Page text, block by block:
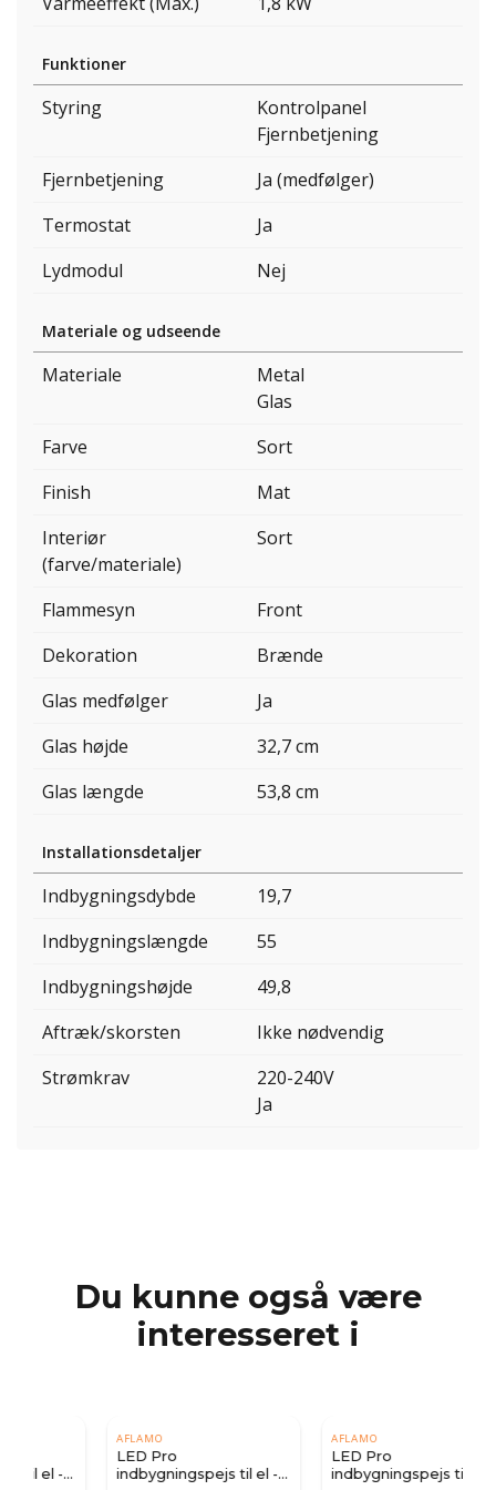
Funktioner
Styring
Kontrolpanel
Fjernbetjening
Fjernbetjening
Ja (medfølger)
Termostat
Ja
Lydmodul
Nej
Materiale og udseende
Materiale
Metal
Glas
Farve
Sort
Finish
Mat
Interiør
(farve/materiale)
Sort
Flammesyn
Front
Dekoration
Brænde
Glas medfølger
Ja
Glas højde
32,7 cm
Glas længde
53,8 cm
Installationsdetaljer
Indbygningsdybde
19,7
Indbygningslængde
55
Indbygningshøjde
49,8
Aftræk/skorsten
Ikke nødvendig
Strømkrav
220-240V
Ja
Du kunne også være
interesseret i
indbygningspejs til el -
indbygningspejs til el -